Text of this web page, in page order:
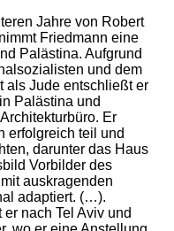
Jahre von Robert
Friedmann eine
Palästina. Aufgrund
und dem
als Jude entschließt er
Palästina und
Er
erfolgreich teil und
darunter das Haus
Vorbilder des
auskragenden
adaptiert. (…).
nach Tel Aviv und